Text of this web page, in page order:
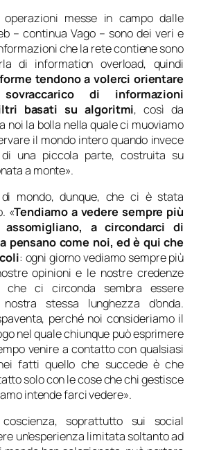
messe in campo dalle
– continua Vago – sono dei veri e
che la rete contiene sono
di information overload, quindi
tendono a volerci orientare
di informazioni
basati su algoritmi, così da
noi la bolla nella quale ci muoviamo
il mondo intero quando invece
una piccola parte, costruita su
a monte».
mondo, dunque, che ci è stata
«Tendiamo a vedere sempre più
a circondarci di
pensano come noi, ed è qui che
: ogni giorno vediamo sempre più
opinioni e le nostre credenze
che ci circonda sembra essere
stessa lunghezza d’onda.
perché noi consideriamo il
nel quale chiunque può esprimere
venire a contatto con qualsiasi
fatti quello che succede è che
solo con le cose che chi gestisce
intende farci vedere».
soprattutto sui social
un’esperienza limitata soltanto ad